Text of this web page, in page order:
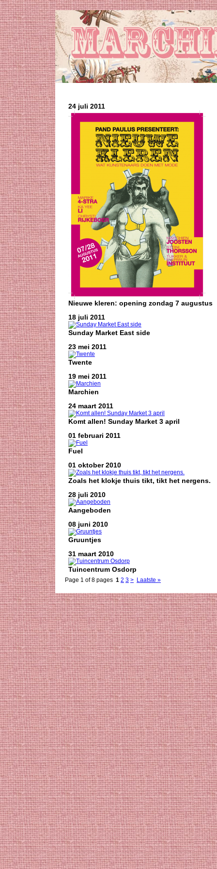
24 juli 2011
Nieuwe kleren: opening zondag 7 augustus
18 juli 2011
Sunday Market East side
23 mei 2011
Twente
19 mei 2011
Marchien
24 maart 2011
Komt allen! Sunday Market 3 april
01 februari 2011
Fuel
01 oktober 2010
Zoals het klokje thuis tikt, tikt het nergens.
28 juli 2010
Aangeboden
08 juni 2010
Gruuntjes
31 maart 2010
Tuincentrum Osdorp
Page 1 of 8 pages 1 2 3 > Laatste »